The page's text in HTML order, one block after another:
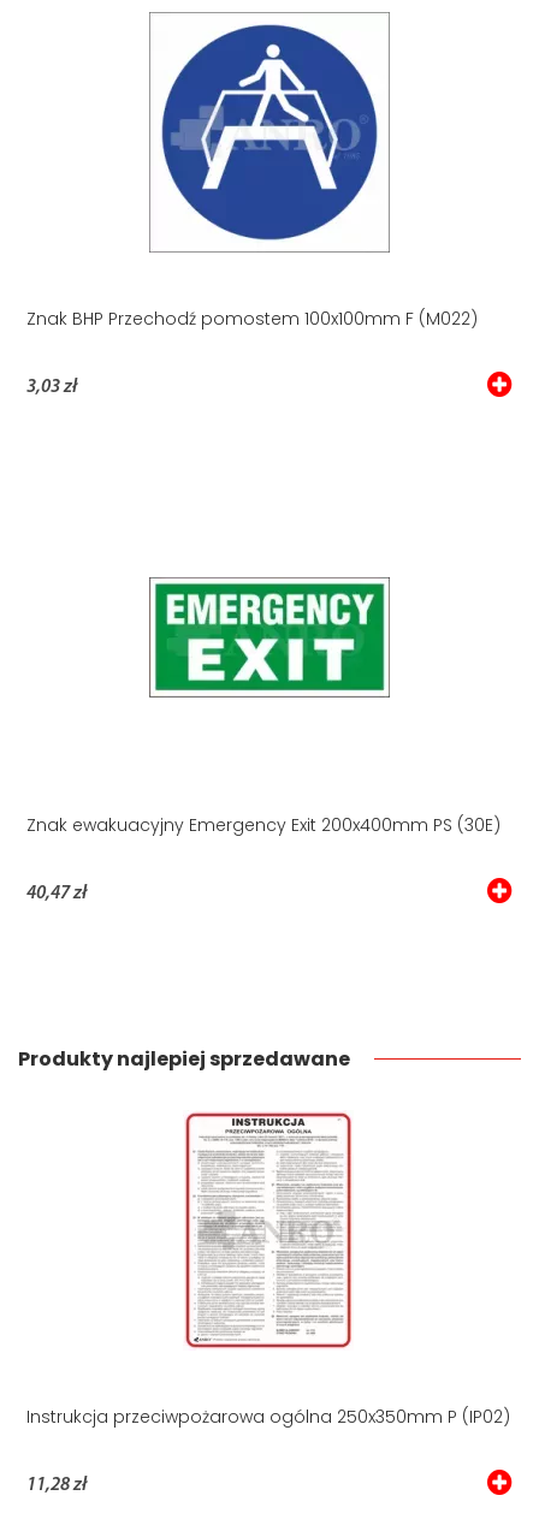
Znak BHP Przechodź pomostem 100x100mm F (M022)
3,03 zł
Znak ewakuacyjny Emergency Exit 200x400mm PS (30E)
40,47 zł
Produkty najlepiej sprzedawane
Instrukcja przeciwpożarowa ogólna 250x350mm P (IP02)
11,28 zł